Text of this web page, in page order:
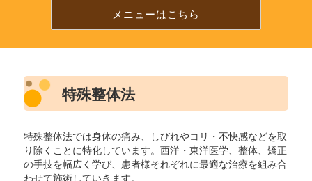
話
か
け
ら
ま
す
メニューはこちら
特殊整体法
特殊整体法では身体の痛み、しびれやコリ・不快感などを取
り除くことに特化しています。西洋・東洋医学、整体、矯正
の手技を幅広く学び、患者様それぞれに最適な治療を組み合
わせて施術していきます。